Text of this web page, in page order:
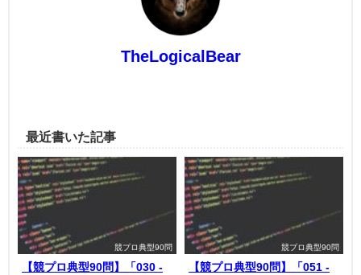
TheLogicalBear
最近書いた記事
競プロ典型90問
【競プロ典型90問】「030 -
競プロ典型90問
【競プロ典型90問】「051 -